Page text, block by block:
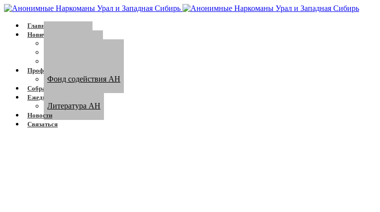
Главная
Новичку
Профессионалам
Фонд содействия АН
Собрания
Ежедневник
Литература АН
Новости
Связаться